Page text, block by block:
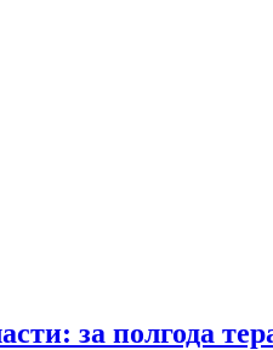
за полгода